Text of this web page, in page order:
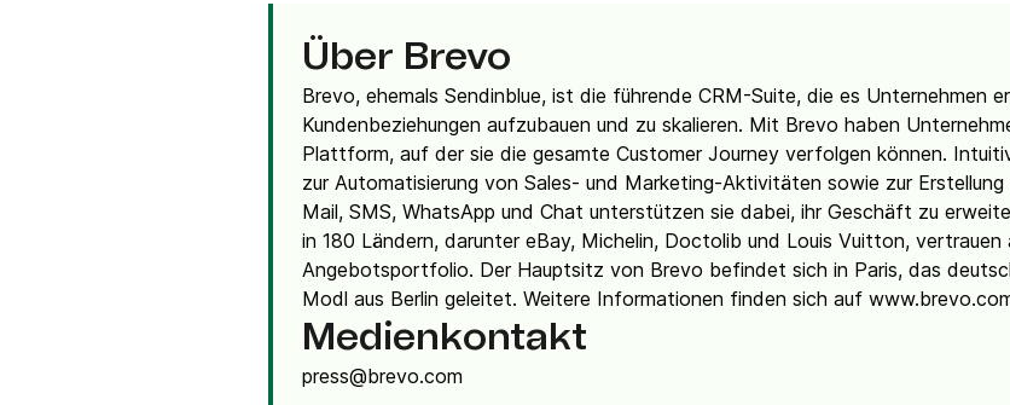
Über Brevo
Brevo, ehemals Sendinblue, ist die führende CRM-Suite, die es Unternehmen
Kundenbeziehungen aufzubauen und zu skalieren. Mit Brevo haben
Plattform, auf der sie die gesamte Customer Journey verfolgen können.
zur Automatisierung von Sales- und Marketing-Aktivitäten sowie zur
Mail, SMS, WhatsApp und Chat unterstützen sie dabei, ihr Geschäft zu
in 180 Ländern, darunter eBay, Michelin, Doctolib und Louis Vuitton,
Angebotsportfolio. Der Hauptsitz von Brevo befindet sich in Paris, das
Modl aus Berlin geleitet. Weitere Informationen finden sich auf
Medienkontakt
press@brevo.com